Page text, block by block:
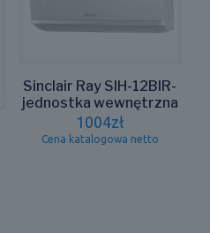
Sinclair Ray SIH-12BIR-
jednostka wewnętrzna
1004zł
Cena katalogowa netto